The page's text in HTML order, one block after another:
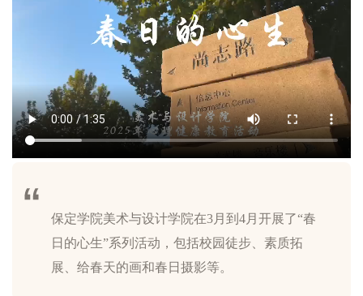
保定学院美术与设计学院在3月到4月开展了“春
日的心生”系列活动，包括校园徒步、素质拓